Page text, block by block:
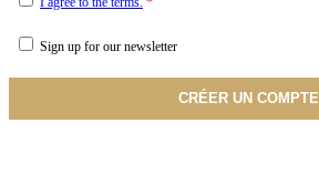
Sign up for our newsletter
CRÉER UN COMPTE